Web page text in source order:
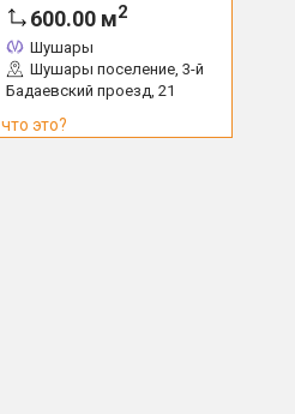
600.00 м2
Шушары
Шушары поселение, 3-й
Бадаевский проезд, 21
что это?